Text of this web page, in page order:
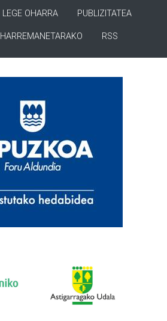
LEGE OHARRA PUBLIZITATEA
HARREMANETARAKO RSS